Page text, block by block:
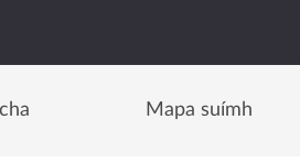
Mapa suímh